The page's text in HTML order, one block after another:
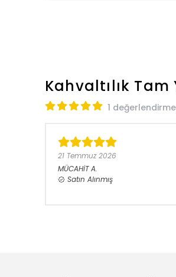
Kahvaltılık Tam
1
21 Temmuz 2026
MÜCAHİT A.
Satın Alınmış